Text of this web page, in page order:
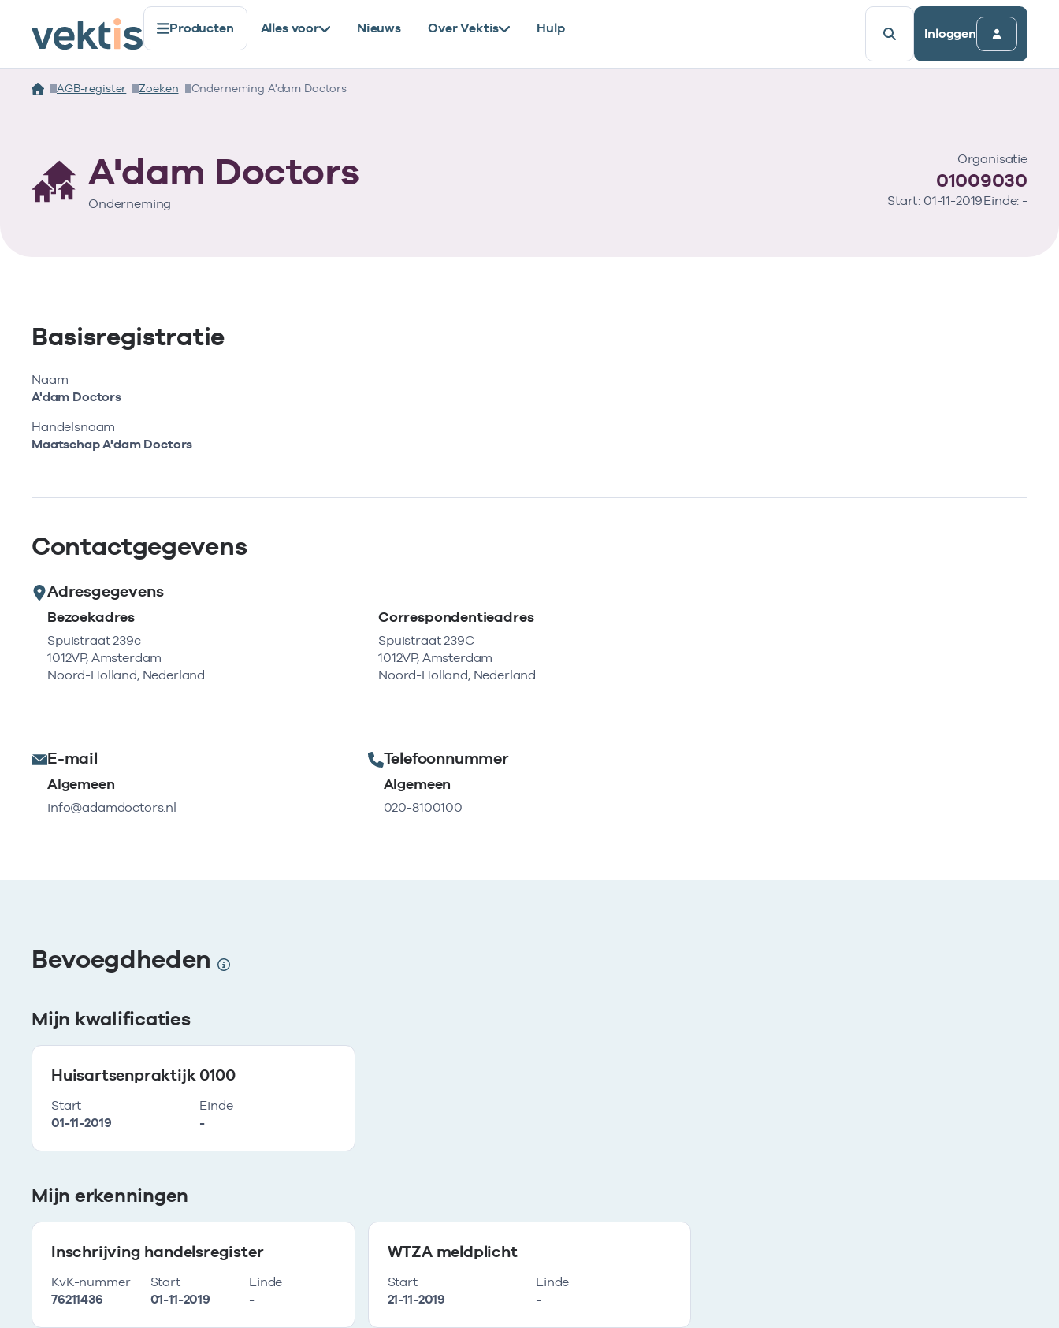
Producten Alles voor Nieuws Over Vektis Hulp Inloggen
AGB-register Zoeken Onderneming A'dam Doctors
A'dam Doctors
Onderneming
Organisatie
01009030
Start: 01-11-2019Einde: -
Basisregistratie
Naam
A'dam Doctors
Handelsnaam
Maatschap A'dam Doctors
Contactgegevens
Adresgegevens
Bezoekadres
Spuistraat 239c
1012VP, Amsterdam
Noord-Holland, Nederland
Correspondentieadres
Spuistraat 239C
1012VP, Amsterdam
Noord-Holland, Nederland
E-mail
Algemeen
info@adamdoctors.nl
Telefoonnummer
Algemeen
020-8100100
Bevoegdheden
Mijn kwalificaties
Huisartsenpraktijk 0100
Start
01-11-2019
Einde
-
Mijn erkenningen
Inschrijving handelsregister
KvK-nummer
76211436
Start
01-11-2019
Einde
-
WTZA meldplicht
Start
21-11-2019
Einde
-